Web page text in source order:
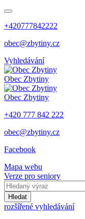
+420777842222
obec@zbytiny.cz
Vyhledávání
Obec Zbytiny
Obec Zbytiny
+420 777 842 222
obec@zbytiny.cz
Facebook
Mapa webu
Verze pro seniory
Hledat
rozšířené vyhledávání